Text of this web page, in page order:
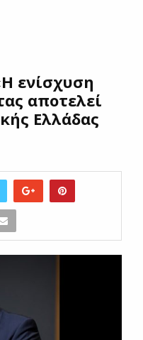
ενίσχυση
αποτελεί
Ελλάδας